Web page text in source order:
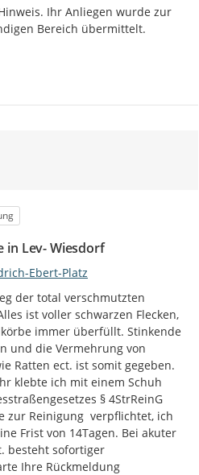
Ihr Anliegen wurde zur
Bereich übermittelt.
in Lev- Wiesdorf
Ebert-Platz
der total verschmutzten
ist voller schwarzen Flecken,
immer überfüllt. Stinkende
und die Vermehrung von
Ratten ect. ist somit gegeben.
klebte ich mit einem Schuh
§ 4StrReinG
zur Reinigung  verpflichtet, ich
Frist von 14Tagen. Bei akuter
besteht sofortiger
Ihre Rückmeldung